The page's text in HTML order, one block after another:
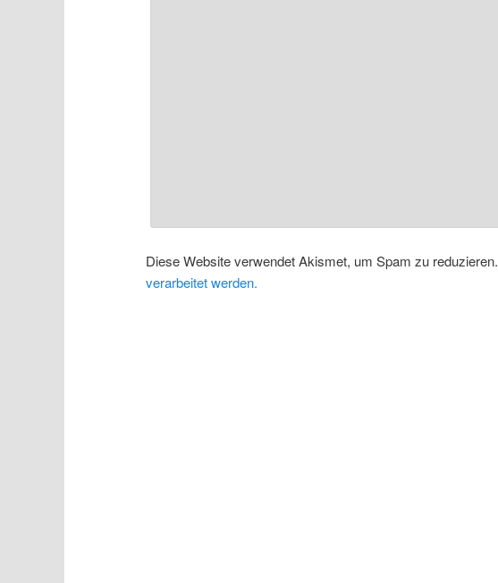
Diese Website verwendet Akismet, um Spam zu reduzieren.
verarbeitet werden.